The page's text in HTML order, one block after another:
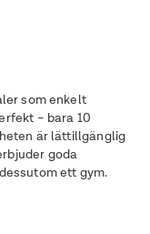
som enkelt
– bara 10
är lättillgänglig
goda
ett gym.